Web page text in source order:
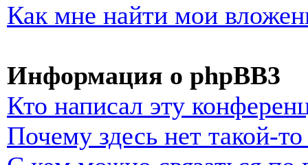
Как мне найти мои
Информация о phpBB3
Кто написал эту
Почему здесь нет такой-